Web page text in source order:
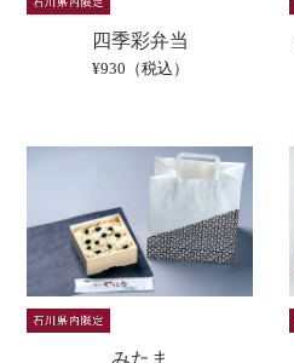
四季彩弁当
¥930（税込）